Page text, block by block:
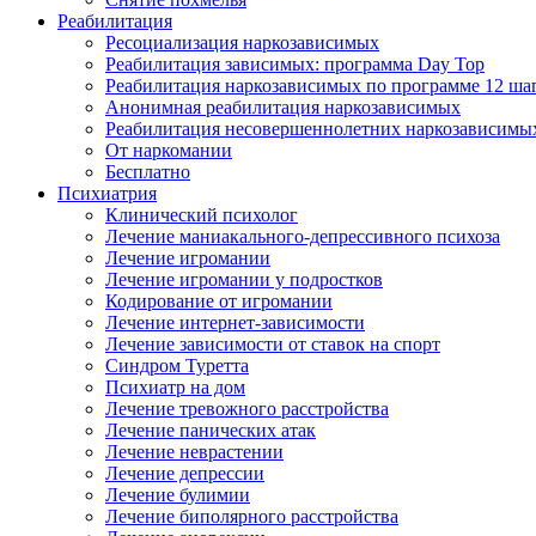
Реабилитация
Ресоциализация наркозависимых
Реабилитация зависимых: программа Day Top
Реабилитация наркозависимых по программе 12
Анонимная реабилитация наркозависимых
Реабилитация несовершеннолетних
От наркомании
Бесплатно
Психиатрия
Клинический психолог
Лечение маниакального-депрессивного психоза
Лечение игромании
Лечение игромании у подростков
Кодирование от игромании
Лечение интернет-зависимости
Лечение зависимости от ставок на спорт
Синдром Туретта
Психиатр на дом
Лечение тревожного расстройства
Лечение панических атак
Лечение неврастении
Лечение депрессии
Лечение булимии
Лечение биполярного расстройства